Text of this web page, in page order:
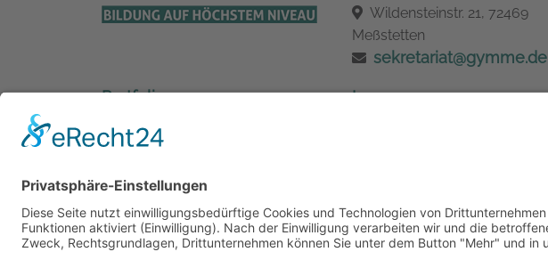
Portfolio
Wildensteinstr. 21, 72469
Meßstetten
sekretariat@gymme.de
Impressum